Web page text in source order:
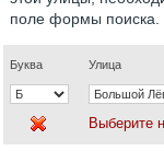
поле формы поиска.
Буква Улица
Выберите